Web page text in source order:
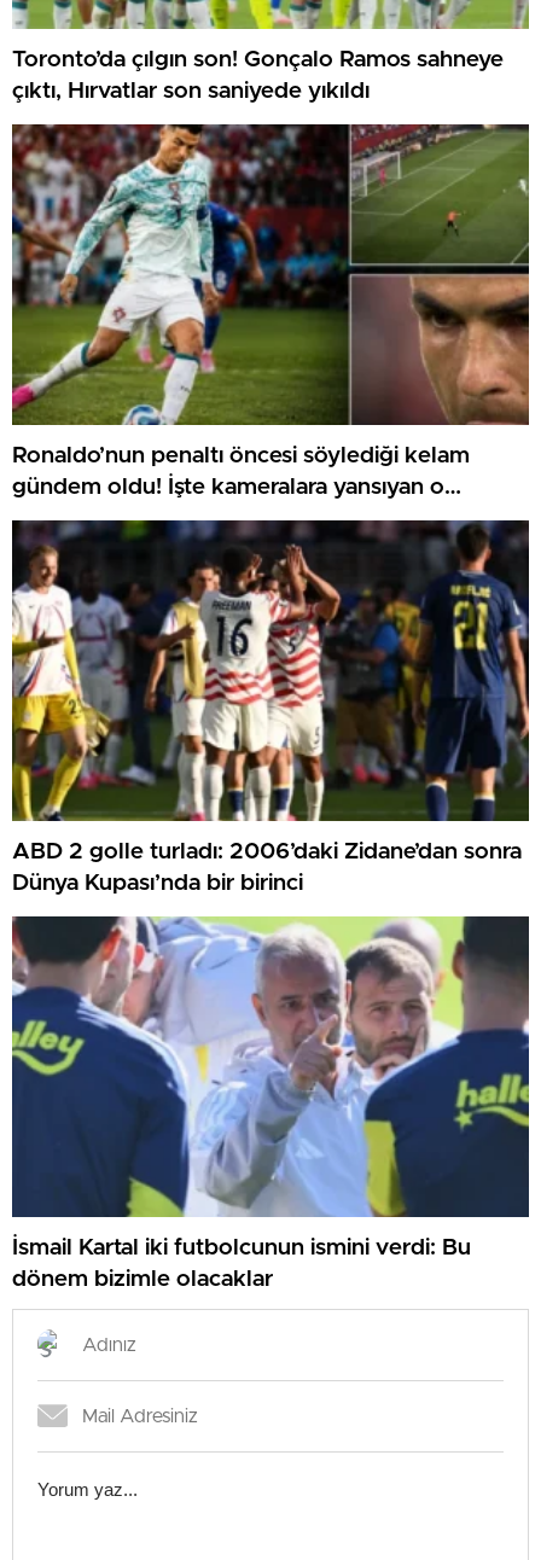
Toronto’da çılgın son! Gonçalo Ramos sahneye
çıktı, Hırvatlar son saniyede yıkıldı
Ronaldo’nun penaltı öncesi söylediği kelam
gündem oldu! İşte kameralara yansıyan o
görüntü…
ABD 2 golle turladı: 2006’daki Zidane’dan sonra
Dünya Kupası’nda bir birinci
İsmail Kartal iki futbolcunun ismini verdi: Bu
dönem bizimle olacaklar